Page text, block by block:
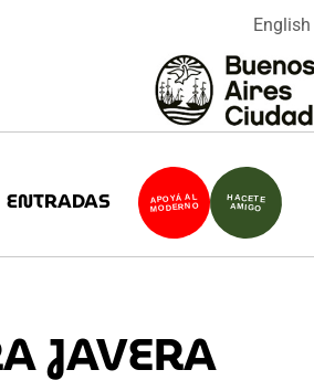
English
ENTRADAS APOYÁ AL
MODERNO
HACETE
AMIGO
JAVERA